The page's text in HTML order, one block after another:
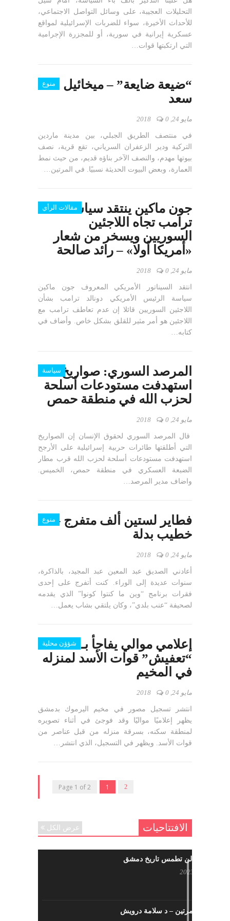
التحليلات العجيبة، على وسائل التواصل الاجتماعي،
للأحداث الأخيرة، سواء للضربات الإسرائيلية لمواقع
عسكرية إيرانية في سورية، أو للمجزرة الإجرامية
التي ارتكبتها قوات…
منوع
“ضيعة ضايعة” – ميخائيل
سعد
مايو 24, 2018 0
في منتصف الطريق الجبلي، بين مدينة ماردين
التركية ودير الزعفران السرياني، تقع قرية، نصف
بيوتها مهدم، والنصف الآخر بناؤه قديم، من حيث نمط
العمارة، وبعض البيوت الحديثة نسبيًا. في المرتين…
مقالات الرأيجون ماكين ينتقد سياسة
ترامب تجاه اللاجئين
السوريين ويسخر من شعار
«أمريكا أولا» – رائد صالحة
مايو 24, 2018 0
انتقد السيناتور الأمريكي المعروف جون ماكين
سياسة الرئيس الأمريكي دونالد ترامب بشأن
اللاجئين السوريين قائلا إن عدم تعاطف ترامب مع
اللاجئين هو أمر مثير للقلق بشكل خاص. وأضاف في
كتابه…
سياسة المرصد السوري: صواريخ
استهدفت مستودعات أسلحة
لحزب الله في منطقة حمص
مايو 24, 2018 0
قال المرصد السوري لحقوق الإنسان إن الصواريخ
التي أطلقتها طائرات حربية إسرائيلية على الأرجح
استهدفت مستودعات أسلحة لحزب الله قرب مطار
الضبعة العسكري في منطقة حمص، الخميس.
واضاف مدير المرصد…
منوعفطاير لستين ألف متفرج –
خطيب بدلة
مايو 24, 2018 0
أعادني الصديق عبد المعين عبد المجيد، بالذاكرة،
سنوات عديدة إلى الوراء. كنت أتفرج على إحدى
فقرات برنامج “وين ما كنتوا كونوا” الذي يقدمه
لصحيفة “عنب بلدي”، وكان يلتقي بشاب يعمل…
شؤؤن محلية
إعلامي موالي يفاجأ بـ
“تعفيش” قوات الأسد لمنزله
في المخيم
مايو 24, 2018 0
انتشر تسجيل مصور في مخيم اليرموك بدمشق
يظهر إعلاميًا مواليًا وقد فوجئ في أثناء تصويره
لمنطقة سكنه، بسرقة منزله من قبل عناصر من
قوات الأسد. ويظهر في التسجيل، الذي انتشر…
Page 1 of 2 1 2
الافتتاحيات عرض الكل
حرائقكم لن تطمس تاريخ دمشق
لا تقتلونا مرتين – د سلامة درويش